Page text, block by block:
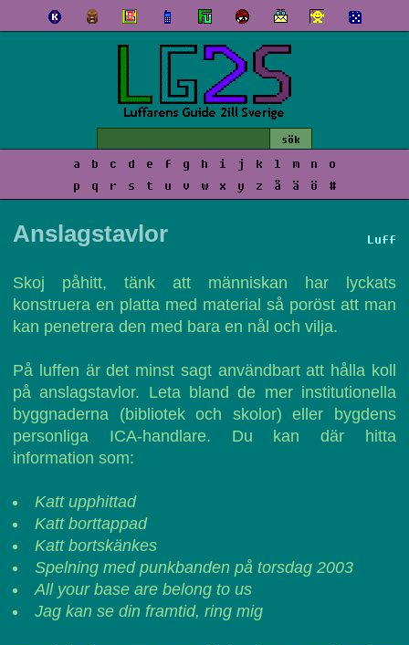
a b c d e f g h i j k l m n
o
p
q r s t u v w x y z å ä ö #
Luff
Anslagstavlor
Skoj påhitt, tänk att människan har lyckats
konstruera en platta med material så poröst att man
kan penetrera den med bara en nål och vilja.
På luffen är det minst sagt användbart att hålla koll
på anslagstavlor. Leta bland de mer institutionella
byggnaderna (bibliotek och skolor) eller bygdens
personliga ICA-handlare. Du kan där hitta
information som:
Katt upphittad
Katt borttappad
Katt bortskänkes
Spelning med punkbanden på torsdag 2003
All your base are belong to us
Jag kan se din framtid, ring mig